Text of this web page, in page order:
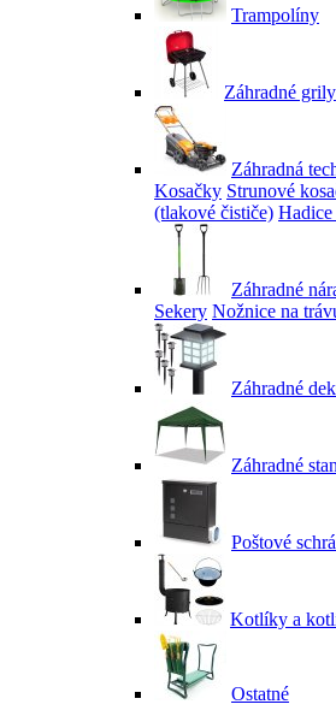
Trampolíny
Záhradné grily
Záhradná
Kosačky Strunové
(tlakové čističe)
Záhradné
Sekery Nožnice na
Záhradné
Záhradné
Poštové
Kotlíky a
Ostatné